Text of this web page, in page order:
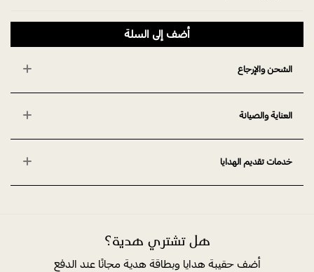
أضف إلى السلة
الشحن والإرجاع
العناية والصيانة
خدمات تقديم الهدايا
هل تشتري هدية؟
أضف حقيبة هدايا وبطاقة هدية مجانًا عند الدفع